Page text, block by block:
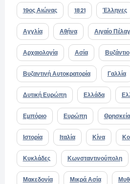
19ος Αιώνας 1821 Έλληνες
Αγγλία Αθήνα Αιγαίο
Αρχαιολογία Ασία Βυζάντιο
Βυζαντινή Αυτοκρατορία Γαλλία
Δυτική Ευρώπη Ελλάδα
Εμπόριο Ευρώπη Θρησκεία
Ιστορία Ιταλία Κίνα
Κυκλάδες Κωνσταντινούπολη
Μακεδονία Μικρά Ασία